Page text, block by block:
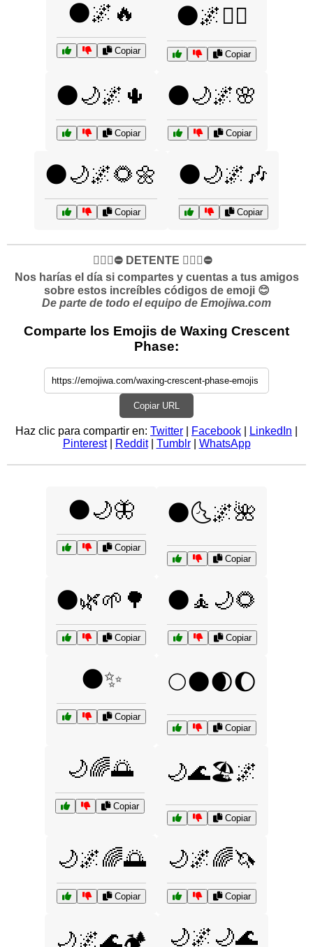
🌑🌌🔥
Copiar
🌑🌌🧙‍♂️
Copiar
🌑🌙🌌🌵
Copiar
🌑🌙🌌🌸
Copiar
🌑🌙🌌🌻🌼
Copiar
🌑🌙🌌🎶
Copiar
✋🏻🛑⛔️ DETENTE ✋🏻🛑⛔️
Nos harías el día si compartes y cuentas a tus amigos
sobre estos increíbles códigos de emoji 😊
De parte de todo el equipo de Emojiwa.com
Comparte los Emojis de Waxing Crescent
Phase:
Copiar URL
Haz clic para compartir en: Twitter Facebook LinkedIn
Pinterest| Reddit| Tumblr| WhatsApp
🌑🌙🦋
Copiar
🌑🌜🌌🌺
Copiar
🌑🌿🌱🌳
Copiar
🌑🧘🌙🌻
Copiar
🌑✨
Copiar
🌕🌑🌒🌔
Copiar
🌙🌈🌅
Copiar
🌙🌊🏖️🌌
Copiar
🌙🌌🌈🌅
Copiar
🌙🌌🌈🦄
Copiar
🌙🌌🌊🏕️ 🌙🌌🌙🌊